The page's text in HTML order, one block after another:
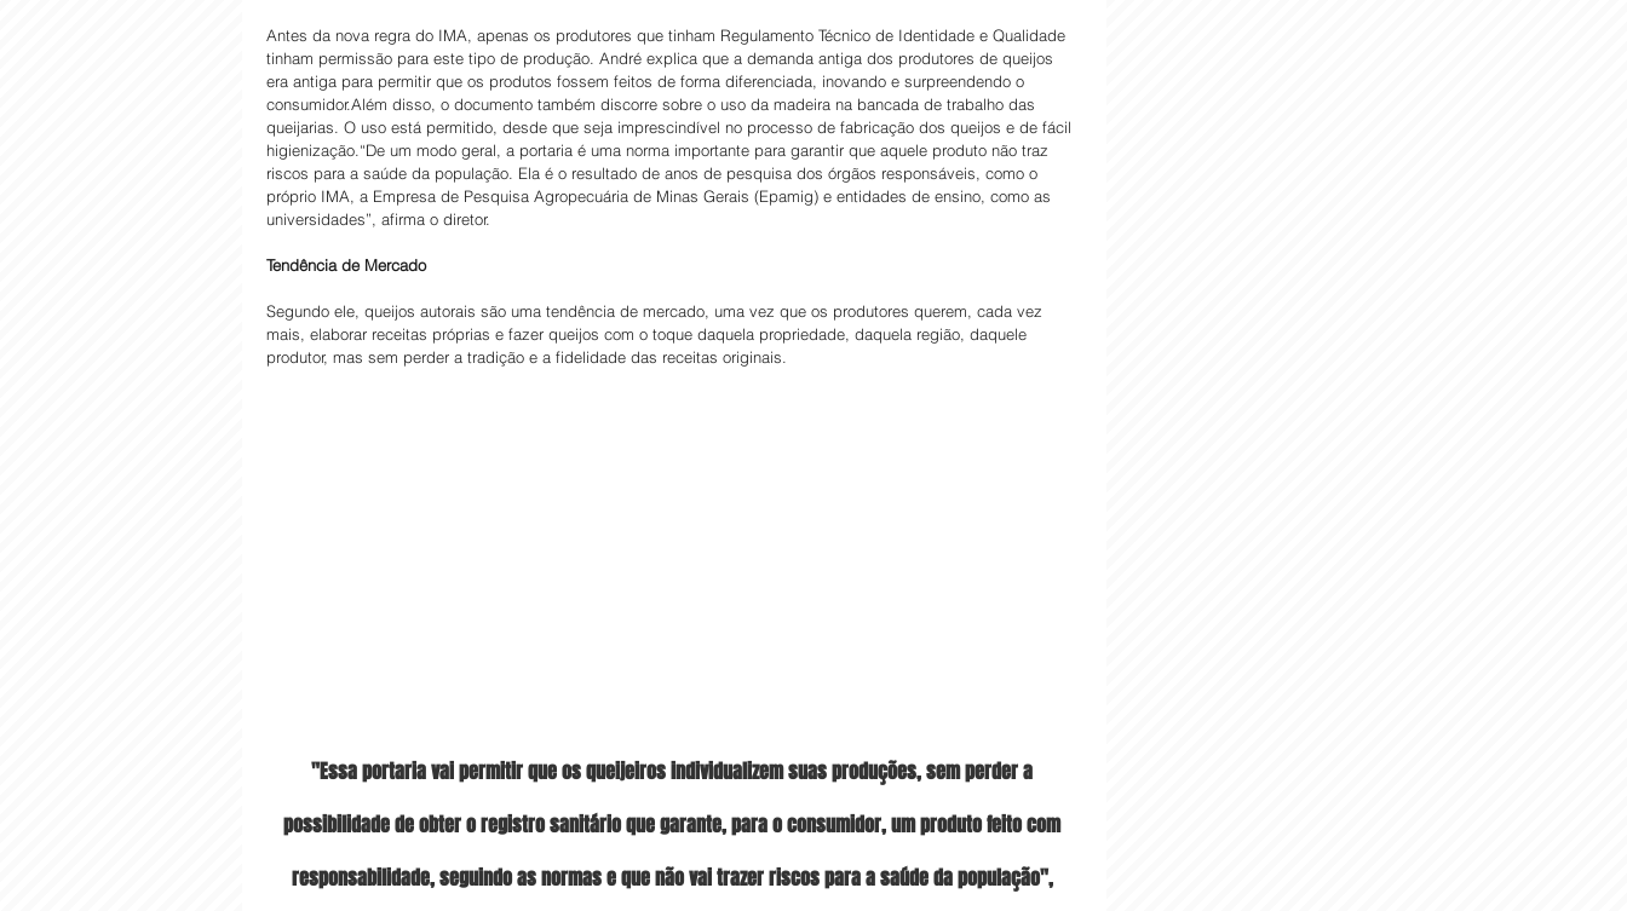
Antes da nova regra do IMA, apenas os produtores que tinham Regulamento Técnico de Identidade e Qualidade
tinham permissão para este tipo de produção. André explica que a demanda antiga dos produtores de queijos
era antiga para permitir que os produtos fossem feitos de forma diferenciada, inovando e surpreendendo o
consumidor.Além disso, o documento também discorre sobre o uso da madeira na bancada de trabalho das
queijarias. O uso está permitido, desde que seja imprescindível no processo de fabricação dos queijos e de fácil
higienização.“De um modo geral, a portaria é uma norma importante para garantir que aquele produto não traz
riscos para a saúde da população. Ela é o resultado de anos de pesquisa dos órgãos responsáveis, como o
próprio IMA, a Empresa de Pesquisa Agropecuária de Minas Gerais (Epamig) e entidades de ensino, como as
universidades”, afirma o diretor.
Tendência de Mercado
Segundo ele, queijos autorais são uma tendência de mercado, uma vez que os produtores querem, cada vez
mais, elaborar receitas próprias e fazer queijos com o toque daquela propriedade, daquela região, daquele
produtor, mas sem perder a tradição e a fidelidade das receitas originais.
"Essa portaria vai permitir que os queijeiros individualizem suas produções, sem perder a
possibilidade de obter o registro sanitário que garante, para o consumidor, um produto feito com
responsabilidade, seguindo as normas e que não vai trazer riscos para a saúde da população",